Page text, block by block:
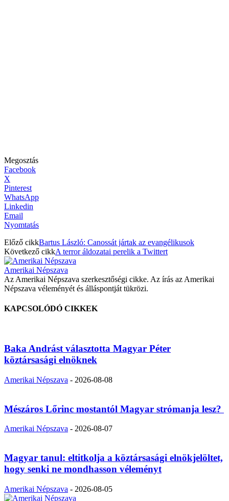
Megosztás
Facebook
X
Pinterest
WhatsApp
Linkedin
Email
Nyomtatás
Előző cikkBartus László: Canossát jártak az evangélikusok
Következő cikkA terror áldozatai perelik a Twittert
Amerikai Népszava
Az Amerikai Népszava szerkesztőségi cikke. Az írás az Amerikai
Népszava véleményét és álláspontját tükrözi.
KAPCSOLÓDÓ CIKKEK
Baka Andrást választotta Magyar Péter
köztársasági elnöknek
Amerikai Népszava - 2026-08-08
Mészáros Lőrinc mostantól Magyar strómanja lesz?
Amerikai Népszava - 2026-08-07
Magyar tanul: eltitkolja a köztársasági elnökjelöltet,
hogy senki ne mondhasson véleményt
Amerikai Népszava - 2026-08-05